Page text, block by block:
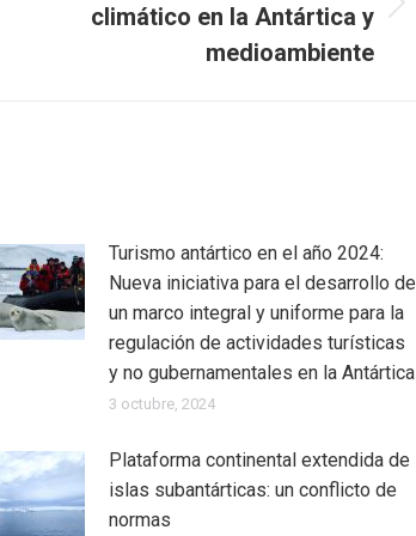
climático en la Antártica y
medioambiente
Turismo antártico en el año 2024:
Nueva iniciativa para el desarrollo de
un marco integral y uniforme para la
regulación de actividades turísticas
y no gubernamentales en la Antártica
3 octubre, 2024
Plataforma continental extendida de
islas subantárticas: un conflicto de
normas